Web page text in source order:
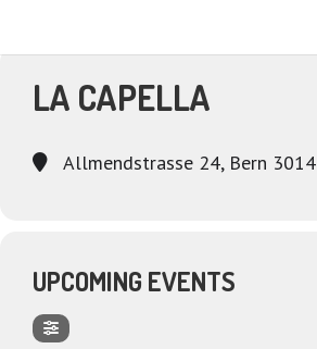
LA CAPELLA
Allmendstrasse 24, Bern 3014
UPCOMING EVENTS